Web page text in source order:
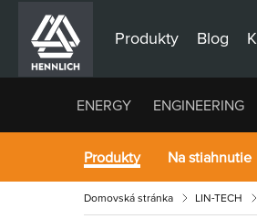
Produkty Blog
ENERGY ENGINEERING
Produkty Na stiahnutie
Domovská stránka LIN-TECH